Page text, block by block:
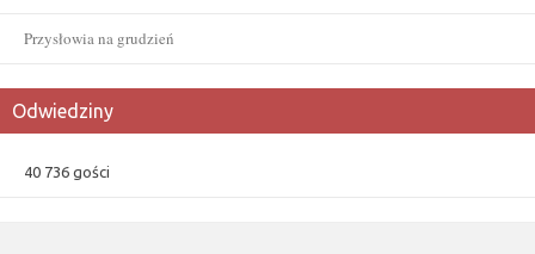
Przysłowia na grudzień
Odwiedziny
40 736 gości